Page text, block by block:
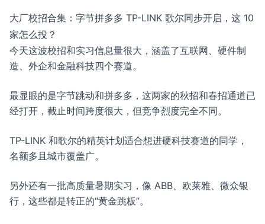
大厂校招合集：字节拼多多 TP-LINK 歌尔同步开启，这 10
家怎么投？
今天这波校招和实习信息量很大，涵盖了互联网、硬件制
造、外企和金融科技四个赛道。
最显眼的是字节跳动和拼多多，这两家的秋招和春招通道已
经打开，截止时间跨度很大，但竞争烈度完全不同。
TP-LINK 和歌尔的精英计划适合想进硬科技赛道的同学，
名额多且城市覆盖广。
另外还有一批高质量暑期实习，像 ABB、欧莱雅、微众银
行，这些都是转正的“黄金跳板”。